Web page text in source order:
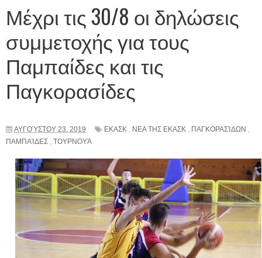
Μέχρι τις 30/8 οι δηλώσεις
συμμετοχής για τους
Παμπαίδες και τις
Παγκορασίδες
ΑΥΓΟΎΣΤΟΥ 23, 2019 ΕΚΑΣΚ , ΝΕΑ ΤΗΣ ΕΚΑΣΚ , ΠΑΓΚΟΡΑΣΊΔΩΝ ,
ΠΑΜΠΑΊΔΕΣ , ΤΟΥΡΝΟΥΆ